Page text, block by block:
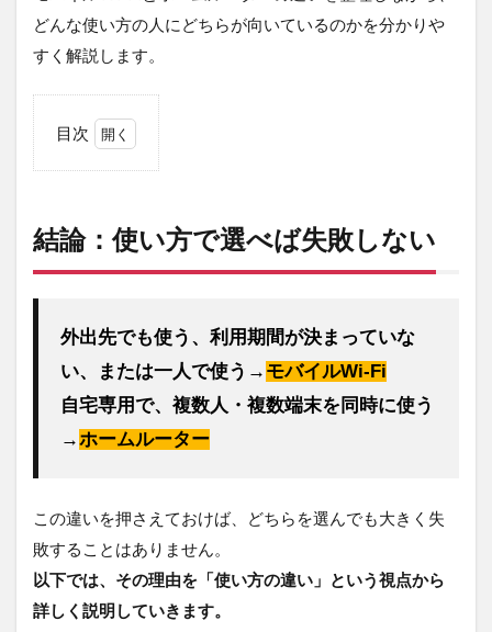
どんな使い方の人にどちらが向いているのかを分かりや
すく解説します。
目次
使い
方で
選べ
ない
2
バ
ホ
ム
ル
ー
タ
結論：使い方で選べば失敗しない
外出先でも使う、利用期間が決まっていな
い、または一人で使う→ モバイルWi-Fi
自宅専用で、複数人・複数端末を同時に使う
→ホームルーター
この違いを押さえておけば、どちらを選んでも大きく失
敗することはありません。
以下では、その理由を「使い方の違い」という視点から
詳しく説明していきます。